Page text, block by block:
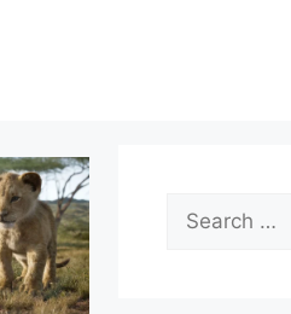
Search
for: